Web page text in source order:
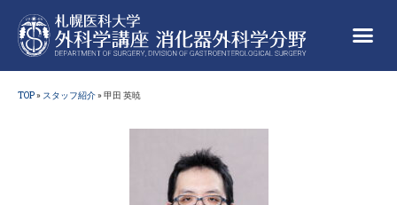
TOP» スタッフ紹介» 甲田 英暁